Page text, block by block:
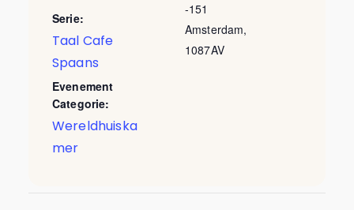
Serie:
Taal Cafe
Spaans
Evenement
Categorie:
Wereldhuiska
mer
-151
Amsterdam,
1087AV